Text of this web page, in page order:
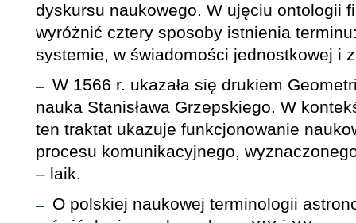
dyskursu naukowego. W ujęciu ontologii
wyróżnić cztery sposoby istnienia
systemie, w świadomości jednostkowej i
W 1566 r. ukazała się drukiem
nauka Stanisława Grzepskiego. W
ten traktat ukazuje funkcjonowanie
procesu komunikacyjnego,
– laik.
O polskiej naukowej terminologii